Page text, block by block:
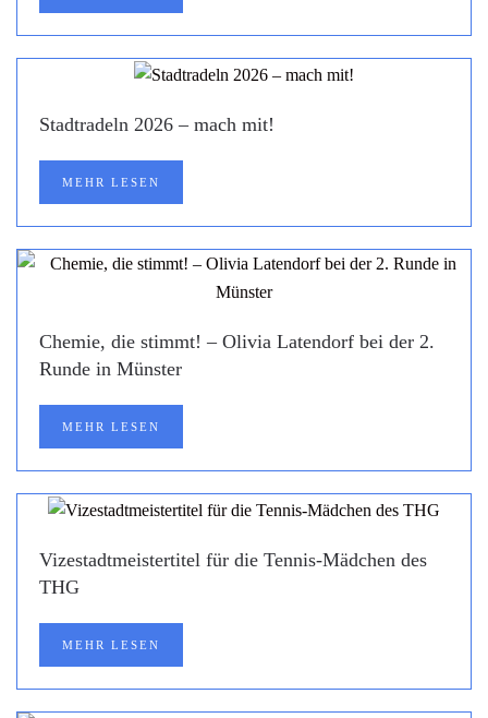
Stadtradeln 2026 – mach mit!
MEHR LESEN
Chemie, die stimmt! – Olivia Latendorf bei der 2.
Runde in Münster
MEHR LESEN
Vizestadtmeistertitel für die Tennis-Mädchen des
THG
MEHR LESEN